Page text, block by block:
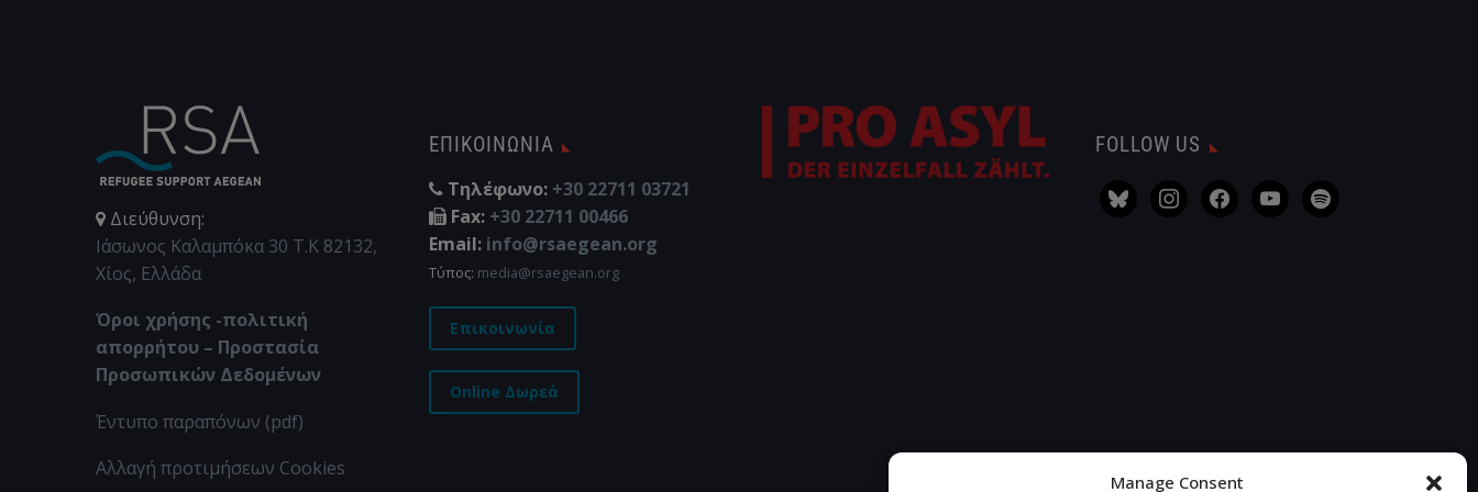
Manage Consent
ζήτησαν άσυλο, ένα
ζευγάρι υπό
αυθαίρετη…
Διεύθυνση:
Ιάσωνος Καλαμπόκα 30 Τ.Κ 82132,
Χίος, Ελλάδα
Όροι χρήσης -πολιτική
απορρήτου – Προστασία
Προσωπικών Δεδομένων
Έντυπο παραπόνων (pdf)
Αλλαγή προτιμήσεων Cookies
ΕΠΙΚΟΙΝΩΝΊΑ
Τηλέφωνο: +30 22711 03721
Fax: +30 22711 00466
Email: info@rsaegean.org
Τύπος: media@rsaegean.org
Επικοινωνία
Online Δωρεά
FOLLOW US